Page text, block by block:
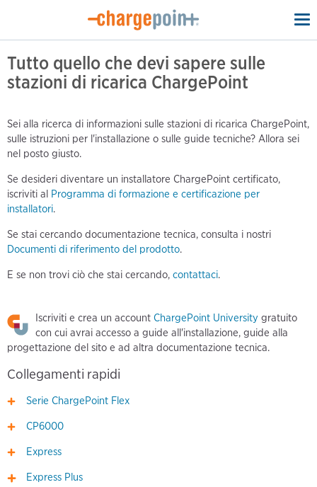
Tutto quello che devi sapere sulle
stazioni di ricarica ChargePoint
Sei alla ricerca di informazioni sulle stazioni di ricarica ChargePoint,
sulle istruzioni per l'installazione o sulle guide tecniche? Allora sei
nel posto giusto.
Se desideri diventare un installatore ChargePoint certificato,
iscriviti al Programma di formazione e certificazione per
installatori.
Se stai cercando documentazione tecnica, consulta i nostri
Documenti di riferimento del prodotto.
E se non trovi ciò che stai cercando, contattaci.
Iscriviti e crea un account ChargePoint University gratuito
con cui avrai accesso a guide all'installazione, guide alla
progettazione del sito e ad altra documentazione tecnica.
Collegamenti rapidi
Serie ChargePoint Flex
CP6000
Express
Express Plus